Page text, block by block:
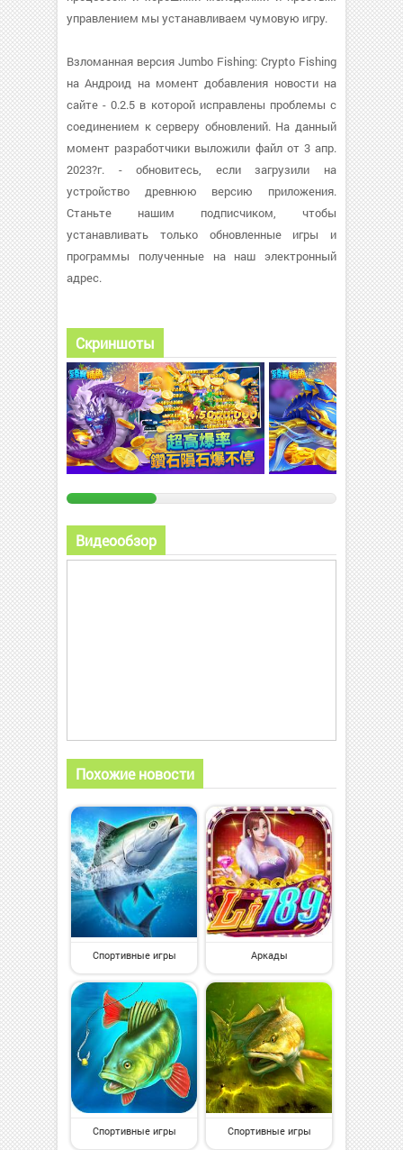
управлением мы устанавливаем чумовую игру.
Взломанная версия Jumbo Fishing: Crypto Fishing
на Андроид на момент добавления новости на
сайте - 0.2.5 в которой исправлены проблемы с
соединением к серверу обновлений. На данный
момент разработчики выложили файл от 3 апр.
2023?г. - обновитесь, если загрузили на
устройство древнюю версию приложения.
Станьте нашим подписчиком, чтобы
устанавливать только обновленные игры и
программы полученные на наш электронный
адрес.
Скриншоты
Видеообзор
Похожие новости
Спортивные игры Аркады
Спортивные игры Спортивные игры